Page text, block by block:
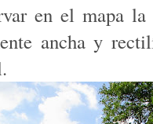
en el mapa la
ancha y